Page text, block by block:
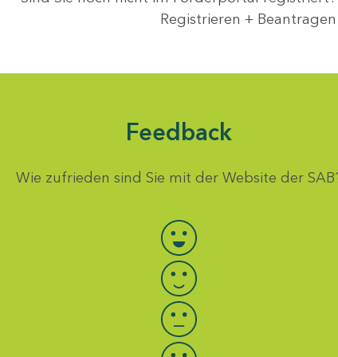
Registrieren + Beantragen
Feedback
Wie zufrieden sind Sie mit der Website der
Bewertung auswählen